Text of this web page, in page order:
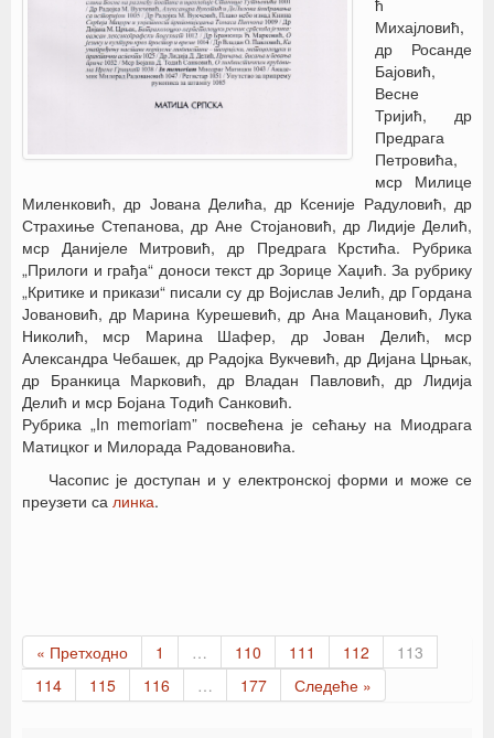
ћ
Михајловић,
др Росанде
Бајовић,
Весне
Тријић, др
Предрага
Петровића,
мср Милице
Миленковић, др Јована Делића, др Ксеније Радуловић, др
Страхиње Степанова, др Ане Стојановић, др Лидије Делић,
мср Данијеле Митровић, др Предрага Крстића. Рубрика
„Прилоги и грађа“ доноси текст др Зорице Хаџић. За рубрику
„Критике и прикази“ писали су др Војислав Јелић, др Гордана
Јовановић, др Марина Курешевић, др Ана Мацановић, Лука
Николић, мср Марина Шафер, др Јован Делић, мср
Александра Чебашек, др Радојка Вукчевић, др Дијана Црњак,
др Бранкица Марковић, др Владан Павловић, др Лидија
Делић и мср Бојана Тодић Санковић.
Рубрика „In memoriam” посвећена је сећању на Миодрага
Матицког и Милорада Радовановића.
Часопис је доступан и у електронској форми и може се
преузети са линка.
« Претходно 1 … 110 111 112
113
114
115 116 … 177 Следеће »